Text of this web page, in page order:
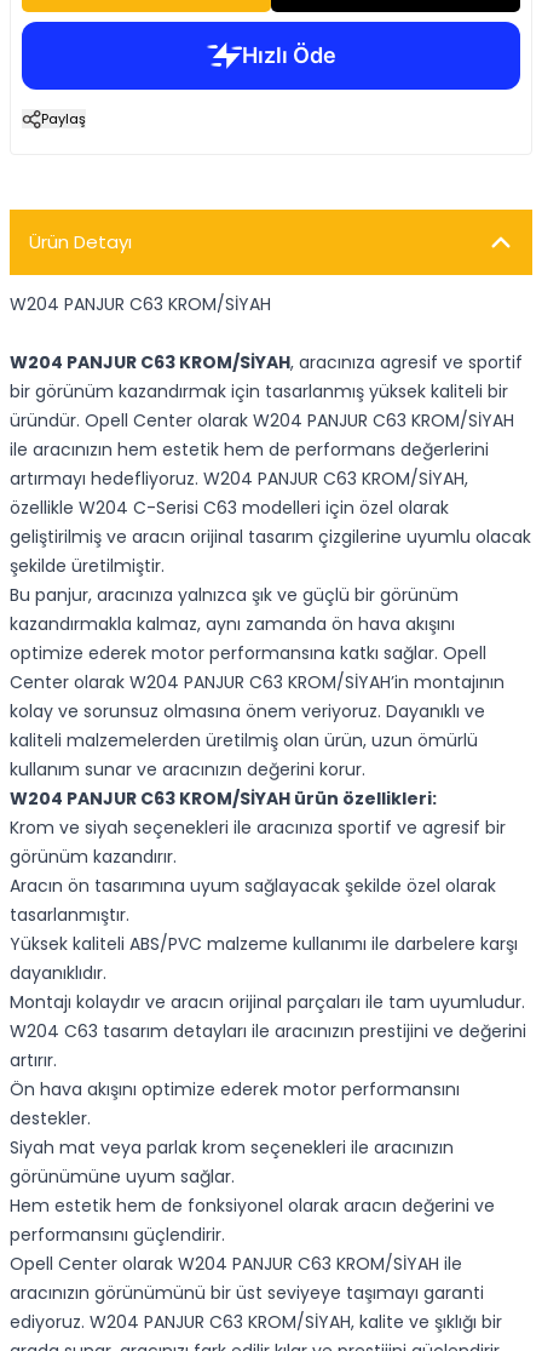
Paylaş
Ürün Detayı
W204 PANJUR C63 KROM/SİYAH
W204 PANJUR C63 KROM/SİYAH, aracınıza agresif ve sportif
bir görünüm kazandırmak için tasarlanmış yüksek kaliteli bir
üründür. Opell Center olarak W204 PANJUR C63 KROM/SİYAH
ile aracınızın hem estetik hem de performans değerlerini
artırmayı hedefliyoruz. W204 PANJUR C63 KROM/SİYAH,
özellikle W204 C-Serisi C63 modelleri için özel olarak
geliştirilmiş ve aracın orijinal tasarım çizgilerine uyumlu olacak
şekilde üretilmiştir.
Bu panjur, aracınıza yalnızca şık ve güçlü bir görünüm
kazandırmakla kalmaz, aynı zamanda ön hava akışını
optimize ederek motor performansına katkı sağlar. Opell
Center olarak W204 PANJUR C63 KROM/SİYAH’in montajının
kolay ve sorunsuz olmasına önem veriyoruz. Dayanıklı ve
kaliteli malzemelerden üretilmiş olan ürün, uzun ömürlü
kullanım sunar ve aracınızın değerini korur.
W204 PANJUR C63 KROM/SİYAH ürün özellikleri:
Krom ve siyah seçenekleri ile aracınıza sportif ve agresif bir
görünüm kazandırır.
Aracın ön tasarımına uyum sağlayacak şekilde özel olarak
tasarlanmıştır.
Yüksek kaliteli ABS/PVC malzeme kullanımı ile darbelere karşı
dayanıklıdır.
Montajı kolaydır ve aracın orijinal parçaları ile tam uyumludur.
W204 C63 tasarım detayları ile aracınızın prestijini ve değerini
artırır.
Ön hava akışını optimize ederek motor performansını
destekler.
Siyah mat veya parlak krom seçenekleri ile aracınızın
görünümüne uyum sağlar.
Hem estetik hem de fonksiyonel olarak aracın değerini ve
performansını güçlendirir.
Opell Center olarak W204 PANJUR C63 KROM/SİYAH ile
aracınızın görünümünü bir üst seviyeye taşımayı garanti
ediyoruz. W204 PANJUR C63 KROM/SİYAH, kalite ve şıklığı bir